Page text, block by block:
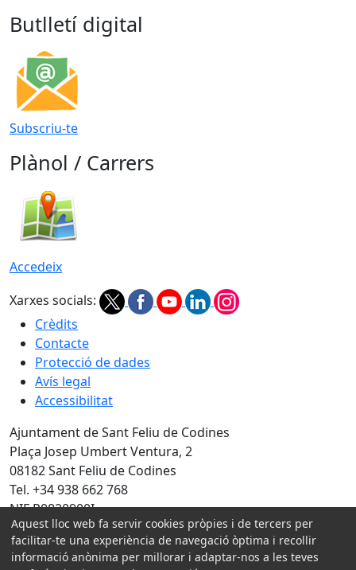
Butlletí digital
Subscriu-te
Plànol / Carrers
Accedeix
Xarxes socials:
Crèdits
Contacte
Protecció de dades
Avís legal
Accessibilitat
Ajuntament de Sant Feliu de Codines
Plaça Josep Umbert Ventura, 2
08182 Sant Feliu de Codines
Tel. +34 938 662 768
NIF P0820900I
Amb la col·laboració de:
Aquest lloc web fa servir cookies pròpies i de tercers per
facilitar-te una experiència de navegació òptima i recollir
informació anònima per millorar i adaptar-nos a les teves